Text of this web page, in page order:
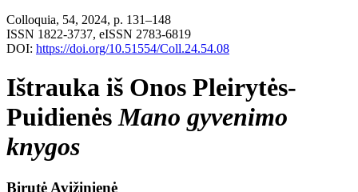
Colloquia, 54, 2024, p. 131–148
ISSN 1822-3737, eISSN 2783-6819
DOI: https://doi.org/10.51554/Coll.24.54.08
Ištrauka iš Onos Pleirytės-
PuidienėsMano gyvenimo
knygos
Birutė Avižinienė